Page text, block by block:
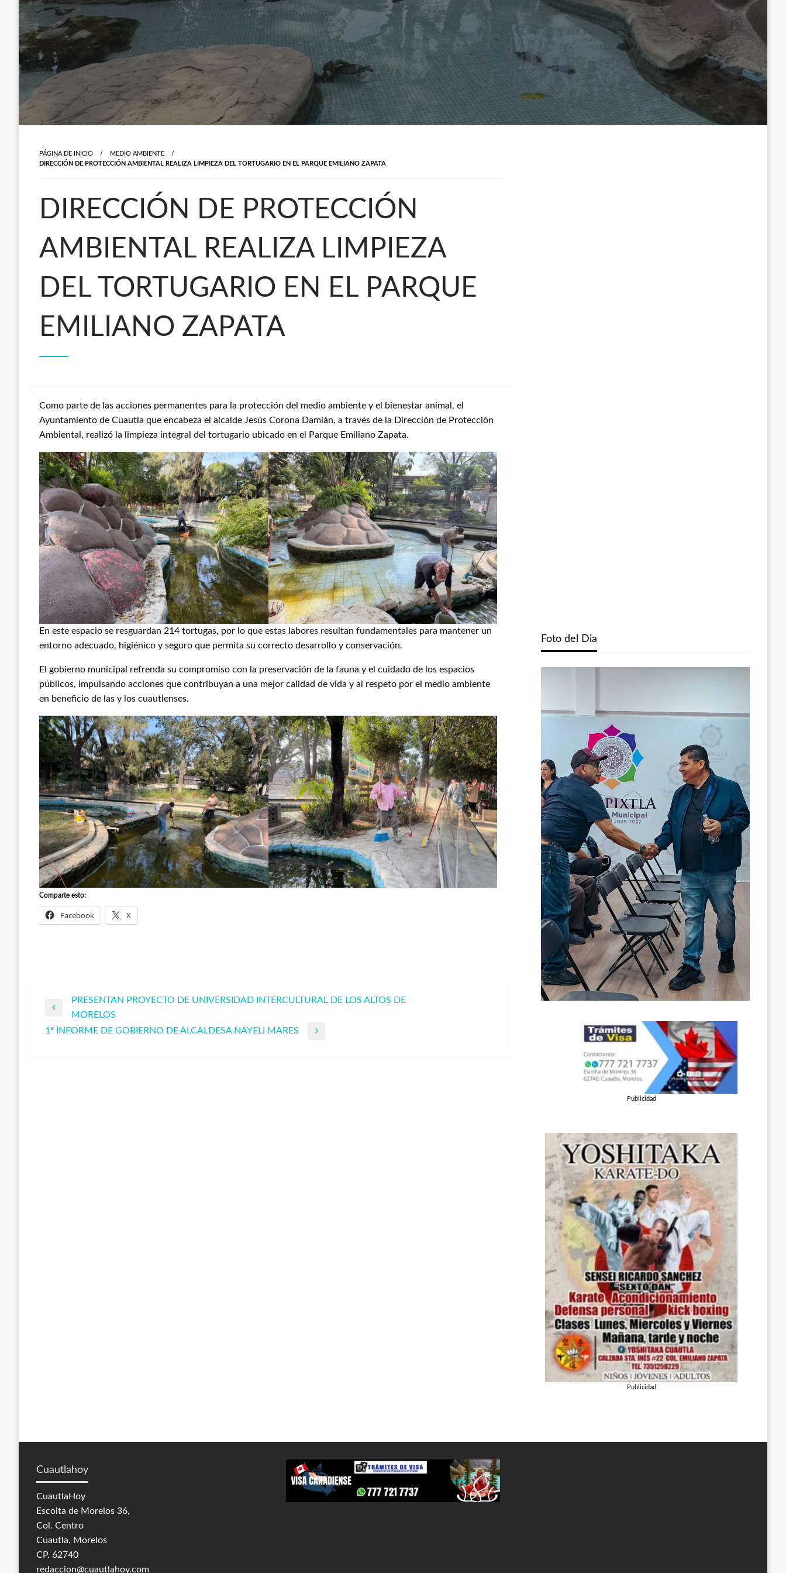
PÁGINA DE INICIO
MEDIO AMBIENTE
DIRECCIÓN DE PROTECCIÓN AMBIENTAL REALIZA LIMPIEZA DEL TORTUGARIO EN EL PARQUE EMILIANO ZAPATA
DIRECCIÓN DE PROTECCIÓN
AMBIENTAL REALIZA LIMPIEZA
DEL TORTUGARIO EN EL PARQUE
EMILIANO ZAPATA
Como parte de las acciones permanentes para la protección del medio ambiente y el bienestar animal, el
Ayuntamiento de Cuautla que encabeza el alcalde Jesús Corona Damián, a través de la Dirección de Protección
Ambiental, realizó la limpieza integral del tortugario ubicado en el Parque Emiliano Zapata.
En este espacio se resguardan 214 tortugas, por lo que estas labores resultan fundamentales para mantener un
entorno adecuado, higiénico y seguro que permita su correcto desarrollo y conservación.
El gobierno municipal refrenda su compromiso con la preservación de la fauna y el cuidado de los espacios
públicos, impulsando acciones que contribuyan a una mejor calidad de vida y al respeto por el medio ambiente
en beneficio de las y los cuautlenses.
Comparte esto:
Facebook X
Navegación
de
Entrada
anterior
PRESENTAN PROYECTO DE UNIVERSIDAD INTERCULTURAL DE LOS ALTOS DE
MORELOS
1º INFORME DE GOBIERNO DE ALCALDESA NAYELI MARES
Foto del Dia
Publicidad
Publicidad
Cuautlahoy
CuautlaHoy
Escolta de Morelos 36,
Col. Centro
Cuautla, Morelos
CP. 62740
redaccion@cuautlahoy.com